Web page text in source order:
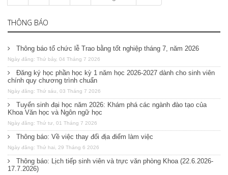
THÔNG BÁO
Thông báo tổ chức lễ Trao bằng tốt nghiệp tháng 7, năm 2026
Ngày đăng: Thứ bảy, 04 Tháng 7 2026
Đăng ký học phần học kỳ 1 năm học 2026-2027 dành cho sinh viên
chính quy chương trình chuẩn
Ngày đăng: Thứ sáu, 03 Tháng 7 2026
Tuyển sinh đại học năm 2026: Khám phá các ngành đào tạo của
Khoa Văn học và Ngôn ngữ học
Ngày đăng: Thứ tư, 01 Tháng 7 2026
Thông báo: Về việc thay đổi địa điểm làm việc
Ngày đăng: Thứ hai, 29 Tháng 6 2026
Thông báo: Lịch tiếp sinh viên và trực văn phòng Khoa (22.6.2026-
17.7.2026)